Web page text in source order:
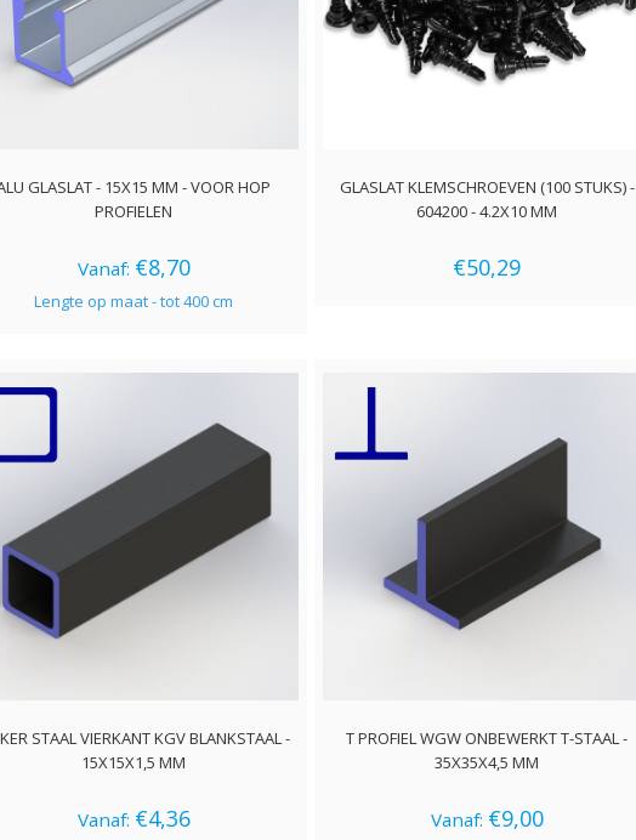
GLASLAT - 15X15 MM - VOOR HOP
PROFIELEN
Vanaf: €8,70
Lengte op maat - tot 400 cm
GLASLAT KLEMSCHROEVEN (100 STUKS) -
604200 - 4.2X10 MM
€50,29
STAAL VIERKANT KGV BLANKSTAAL -
15X15X1,5 MM
Vanaf: €4,36
T PROFIEL WGW ONBEWERKT T-STAAL -
35X35X4,5 MM
Vanaf: €9,00